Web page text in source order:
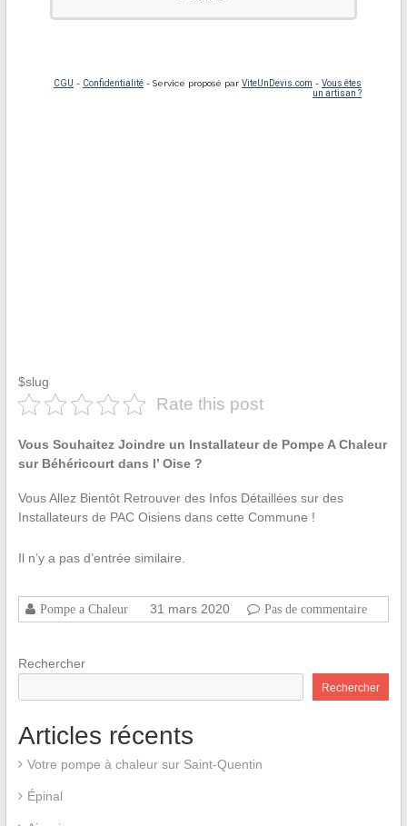
$slug
Rate this post
Vous Souhaitez Joindre un Installateur de Pompe A Chaleur
sur Béhéricourt dans l’ Oise ?
Vous Allez Bientôt Retrouver des Infos Détaillées sur des
Installateurs de PAC Oisiens dans cette Commune !
Il n’y a pas d’entrée similaire.
Pompe a Chaleur 31 mars 2020 Pas de commentaire
Rechercher
Rechercher
Articles récents
Votre pompe à chaleur sur Saint-Quentin
Épinal